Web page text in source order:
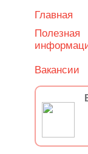
Главная
Полезная
Вакансии